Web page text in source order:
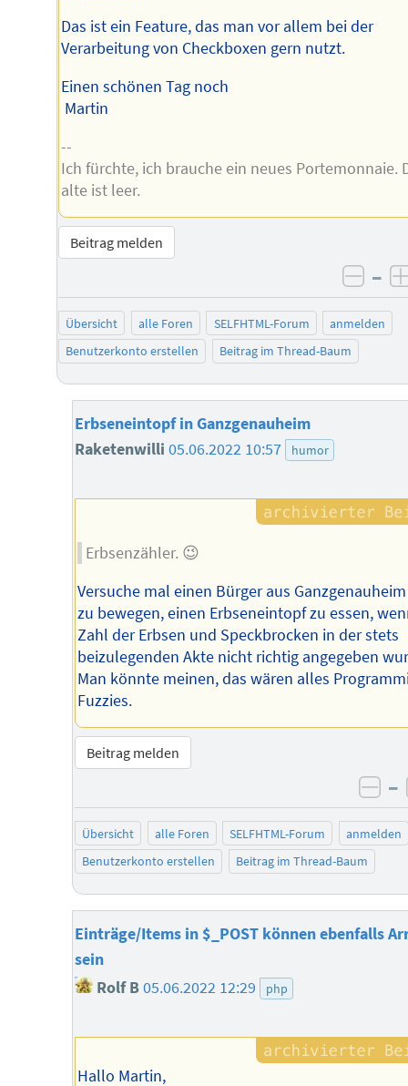
Das ist ein Feature, das man vor allem bei der
Verarbeitung von Checkboxen gern nutzt.
Einen schönen Tag noch
Martin
--
Ich fürchte, ich brauche ein neues Portemonnaie.
alte ist leer.
Beitrag melden
–
Übersicht alle Foren SELFHTML-Forum
anmelden
Benutzerkonto erstellen
Beitrag im Thread-Baum
Erbseneintopf in Ganzgenauheim
Raketenwilli 05.06.2022 10:57 humor
Erbsenzähler. 😉
Versuche mal einen Bürger aus
zu bewegen, einen Erbseneintopf zu essen,
Zahl der Erbsen und Speckbrocken in der stets
beizulegenden Akte nicht richtig angegeben
Man könnte meinen, das wären alles
Fuzzies.
Beitrag melden
–
Übersicht alle Foren SELFHTML-Forum
anmelden
Benutzerkonto erstellen
Beitrag im Thread-Baum
Einträge/Items in $_POST können ebenfalls
sein
Rolf B05.06.2022 12:29 php
Hallo Martin,